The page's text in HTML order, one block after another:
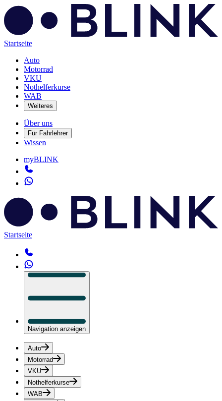
Startseite
Auto
Motorrad
VKU
Nothelferkurse
WAB
Weiteres
Über uns
Für Fahrlehrer
Wissen
myBLINK
Startseite
Navigation anzeigen
Auto
Motorrad
VKU
Nothelferkurse
WAB